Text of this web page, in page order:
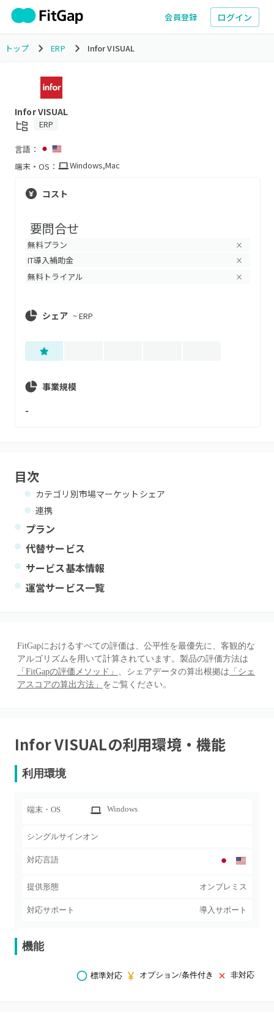
会員登録 ログイン
トップ ERP Infor VISUAL
Infor VISUAL
ERP
言語：
端末・OS：
Windows,Mac
コスト
要問合せ
無料プラン ×
IT導入補助金 ×
無料トライアル ×
シェア ~ERP
事業規模
-
目次
カテゴリ別市場マーケットシェア
連携
プラン
代替サービス
サービス基本情報
運営サービス一覧
FitGapにおけるすべての評価は、公平性を最優先に、客観的な
アルゴリズムを用いて計算されています。製品の評価方法は
「FitGapの評価メソッド」 、シェアデータの算出根拠は 「シェ
アスコアの算出方法」 をご覧ください。
Infor VISUALの利用環境・機能
利用環境
端末・OS Windows
シングルサインオン
対応言語
提供形態 オンプレミス
対応サポート 導入サポート
機能
標準対応 オプション/条件付き 非対応